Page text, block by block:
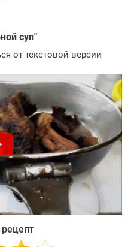
суп"
от текстовой версии